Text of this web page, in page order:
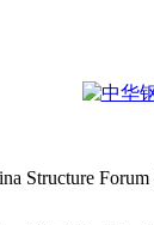
Structure